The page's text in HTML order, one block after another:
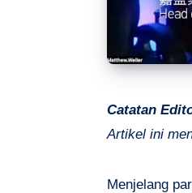
Catatan
Artikel ini
Menjelang